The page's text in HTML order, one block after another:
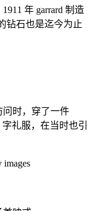
年 garrard 制造
钻石也是迄今为止
时，穿了一件
礼服，在当时也引